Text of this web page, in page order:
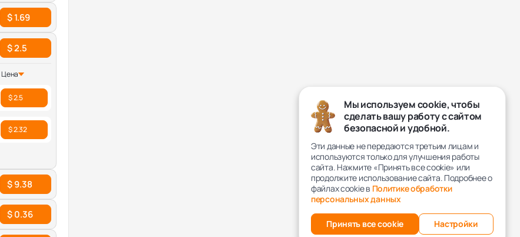
$ 1.69
$ 2.5
Цена
$ 2.5
$ 2.32
$ 9.38
$ 0.36
Мы используем cookie, чтобы
сделать вашу работу с сайтом
безопасной и удобной.
Эти данные не передаются третьим лицам и
используются только для улучшения работы
сайта. Нажмите «Принять все cookie» или
продолжите использование сайта. Подробнее о
файлах cookie в Политике обработки
персональных данных
Принять все cookie Настройки